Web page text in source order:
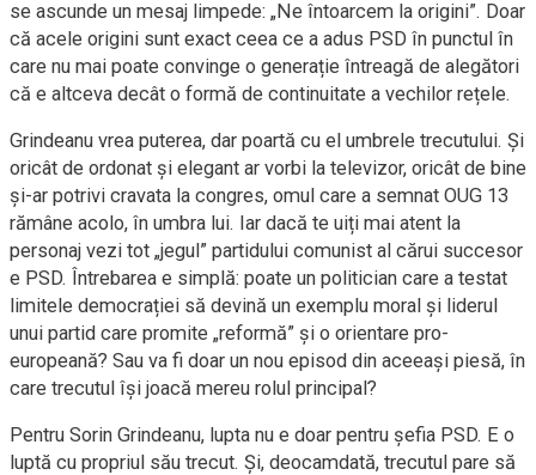
se ascunde un mesaj limpede: „Ne întoarcem la origini”. Doar
că acele origini sunt exact ceea ce a adus PSD în punctul în
care nu mai poate convinge o generație întreagă de alegători
că e altceva decât o formă de continuitate a vechilor rețele.
Grindeanu vrea puterea, dar poartă cu el umbrele trecutului. Și
oricât de ordonat și elegant ar vorbi la televizor, oricât de bine
și-ar potrivi cravata la congres, omul care a semnat OUG 13
rămâne acolo, în umbra lui. Iar dacă te uiți mai atent la
personaj vezi tot „jegul” partidului comunist al cărui succesor
e PSD. Întrebarea e simplă: poate un politician care a testat
limitele democrației să devină un exemplu moral și liderul
unui partid care promite „reformă” și o orientare pro-
europeană? Sau va fi doar un nou episod din aceeași piesă, în
care trecutul își joacă mereu rolul principal?
Pentru Sorin Grindeanu, lupta nu e doar pentru șefia PSD. E o
luptă cu propriul său trecut. Și, deocamdată, trecutul pare să